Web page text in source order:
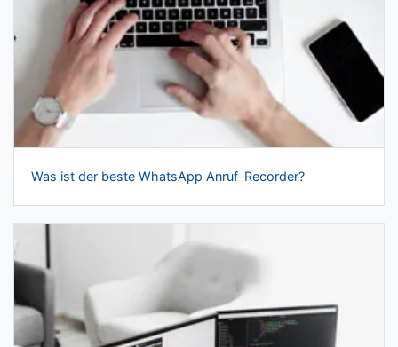
Was ist der beste WhatsApp Anruf-Recorder?